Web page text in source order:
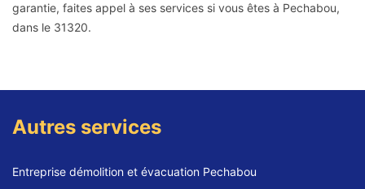
garantie, faites appel à ses services si vous êtes à Pechabou,
dans le 31320.
Autres services
Entreprise démolition et évacuation Pechabou